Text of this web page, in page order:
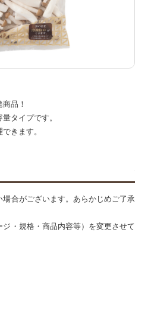
品！
タイプです。
きます。
合がございます。あらかじめご了承
・規格・商品内容等）を変更させて